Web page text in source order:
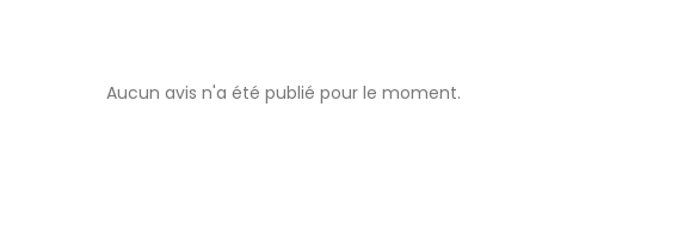
Aucun avis n'a été publié pour le moment.